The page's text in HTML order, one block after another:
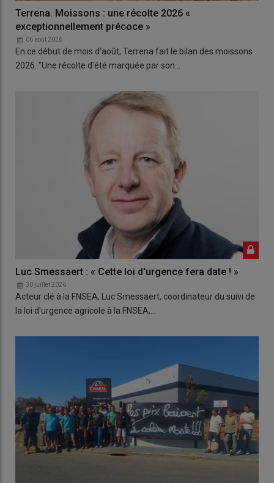
Terrena. Moissons : une récolte 2026 «
exceptionnellement précoce »
06 août 2026
En ce début de mois d'août, Terrena fait le bilan des moissons
2026. "Une récolte d'été marquée par son…
Luc Smessaert : « Cette loi d'urgence fera date ! »
30 juillet 2026
Acteur clé à la FNSEA, Luc Smessaert, coordinateur du suivi de
la loi d'urgence agricole à la FNSEA,…